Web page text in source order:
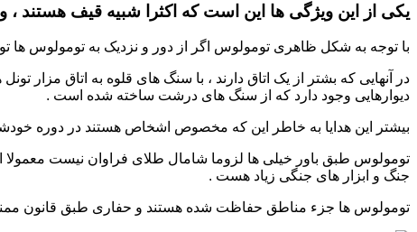
یکی از این ویژگی ها این است که اکثرا شبیه قیف هستند
با توجه به شکل ظاهری تومولوس اگر از دور و نزدیک به تومولوس ها
در آنهایی که بشتر از یک اتاق دارند ، با سنگ های قلوه به اتاق مزار
دیوارهایی وجود دارد که از سنگ های درشت ساخته شده است .
بیشتر این هدایا به خاطر این که مخصوص اشخاص هستند در دوره
تومولوس طبق باور خیلی ها لزوما شامال طلای فراوان نیست
جنگ و ابزار های جنگی زیاد هست .
تومولوس ها جزء مناطق حفاظت شده هستند و حفاری طبق قانون